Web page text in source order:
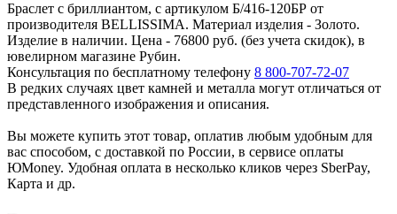
Браслет с бриллиантом, с артикулом Б/416-120БР от
производителя BELLISSIMA. Материал изделия - Золото.
Изделие в наличии. Цена - 76800 руб. (без учета скидок), в
ювелирном магазине Рубин.
Консультация по бесплатному телефону 8 800-707-72-07
В редких случаях цвет камней и металла могут отличаться от
представленного изображения и описания.
Вы можете купить этот товар, оплатив любым удобным для
вас способом, с доставкой по России, в сервисе оплаты
ЮMoney. Удобная оплата в несколько кликов через SberPay,
Карта и др.